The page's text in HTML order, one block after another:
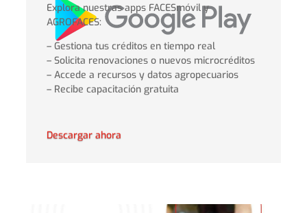
Explora nuestras apps FACESmóvil y
AGROFACES:
– Gestiona tus créditos en tiempo real
– Solicita renovaciones o nuevos microcréditos
– Accede a recursos y datos agropecuarios
– Recibe capacitación gratuita
Descargar ahora